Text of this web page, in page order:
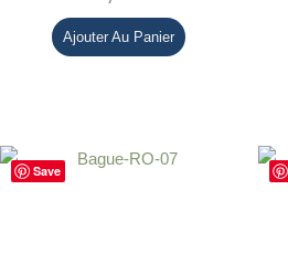
Ajouter Au Panier
Save